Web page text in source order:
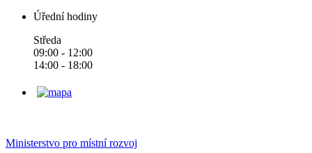
Úřední hodiny
Středa
09:00 - 12:00
14:00 - 18:00
Ministerstvo pro místní rozvoj